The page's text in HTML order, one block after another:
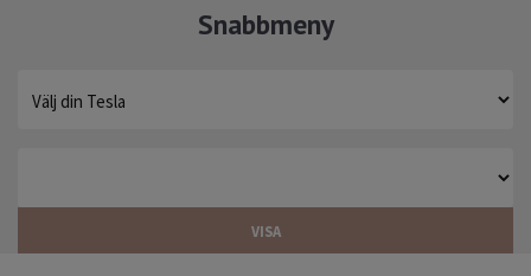
Snabbmeny
VISA